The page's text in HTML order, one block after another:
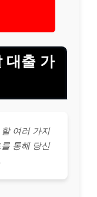
대출 가
여러 가지
통해 당신